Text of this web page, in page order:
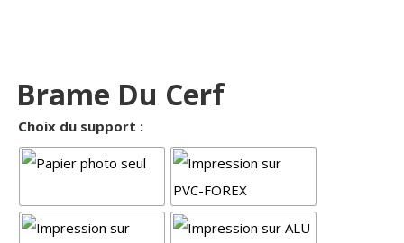
Brame Du Cerf
Choix du support :